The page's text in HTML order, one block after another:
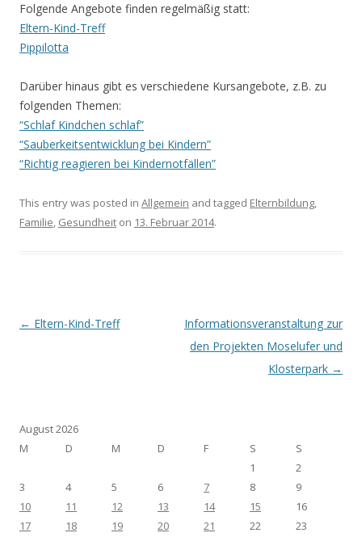
Folgende Angebote finden regelmäßig statt:
Eltern-Kind-Treff
Pippilotta
Darüber hinaus gibt es verschiedene Kursangebote, z.B. zu
folgenden Themen:
“Schlaf Kindchen schlaf”
“Sauberkeitsentwicklung bei Kindern”
“Richtig reagieren bei Kindernotfällen”
This entry was posted in Allgemein and tagged Elternbildung,
Familie, Gesundheit on 13. Februar 2014.
Post navigation
← Eltern-Kind-Treff
Informationsveranstaltung zur
den Projekten Moselufer und
Klosterpark →
August 2026
M
D M D F S
S
1
2
3
4 5 6 7 8
9
10
11 12 13 14 15
16
17
18 19 20 21 22
23